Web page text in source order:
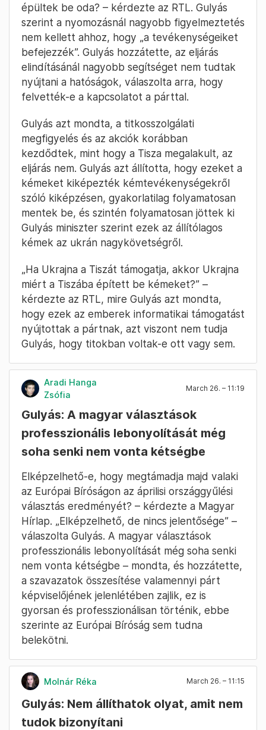
épültek be oda? – kérdezte az RTL. Gulyás
szerint a nyomozásnál nagyobb figyelmeztetés
nem kellett ahhoz, hogy „a tevékenységeiket
befejezzék”. Gulyás hozzátette, az eljárás
elindításánál nagyobb segítséget nem tudtak
nyújtani a hatóságok, válaszolta arra, hogy
felvették-e a kapcsolatot a párttal.
Gulyás azt mondta, a titkosszolgálati
megfigyelés és az akciók korábban
kezdődtek, mint hogy a Tisza megalakult, az
eljárás nem. Gulyás azt állította, hogy ezeket a
kémeket kiképezték kémtevékenységekről
szóló kiképzésen, gyakorlatilag folyamatosan
mentek be, és szintén folyamatosan jöttek ki
Gulyás miniszter szerint ezek az állítólagos
kémek az ukrán nagykövetségről.
„Ha Ukrajna a Tiszát támogatja, akkor Ukrajna
miért a Tiszába épített be kémeket?” –
kérdezte az RTL, mire Gulyás azt mondta,
hogy ezek az emberek informatikai támogatást
nyújtottak a pártnak, azt viszont nem tudja
Gulyás, hogy titokban voltak-e ott vagy sem.
Aradi Hanga
Zsófia
March 26. – 11:19
Gulyás: A magyar választások
professzionális lebonyolítását még
soha senki nem vonta kétségbe
Elképzelhető-e, hogy megtámadja majd valaki
az Európai Bíróságon az áprilisi országgyűlési
választás eredményét? – kérdezte a Magyar
Hírlap. „Elképzelhető, de nincs jelentősége” –
válaszolta Gulyás. A magyar választások
professzionális lebonyolítását még soha senki
nem vonta kétségbe – mondta, és hozzátette,
a szavazatok összesítése valamennyi párt
képviselőjének jelenlétében zajlik, ez is
gyorsan és professzionálisan történik, ebbe
szerinte az Európai Bíróság sem tudna
belekötni.
Molnár Réka March 26. – 11:15
Gulyás: Nem állíthatok olyat, amit nem
tudok bizonyítani